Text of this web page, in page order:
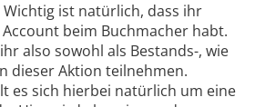
ist natürlich, dass ihr
beim Buchmacher habt.
also sowohl als Bestands-, wie
dieser Aktion teilnehmen.
es sich hierbei natürlich um eine